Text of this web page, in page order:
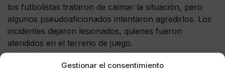
Gestionar el consentimiento
los futbolistas trataron de calmar la situación, pero
algunos pseudoaficionados intentaron agredirlos. Los
incidentes dejaron lesionados, quienes fueron
atendidos en el terreno de juego.
En el Guard1anes 2021, Atlético San Luis recibía al